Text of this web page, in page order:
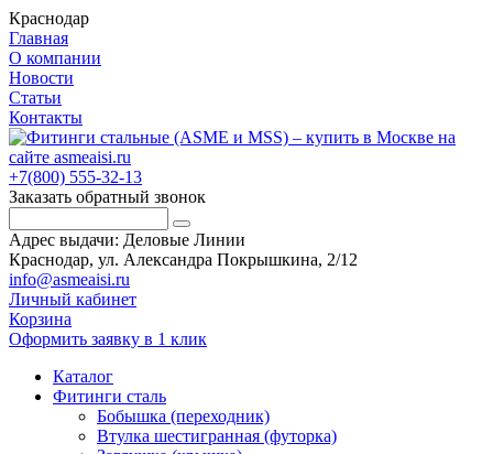
Краснодар
Главная
О компании
Новости
Статьи
Контакты
+7(800) 555-32-13
Заказать обратный звонок
Адрес выдачи: Деловые Линии
Краснодар, ул. Александра Покрышкина, 2/12
info@asmeaisi.ru
Личный кабинет
Корзина
Оформить заявку в 1 клик
Каталог
Фитинги сталь
Бобышка (переходник)
Втулка шестигранная (футорка)